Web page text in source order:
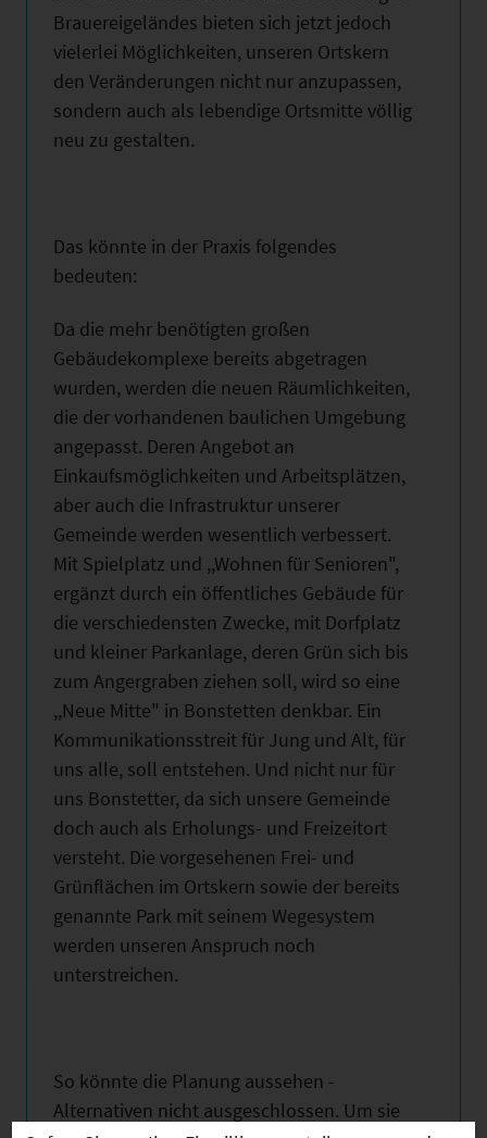
Brauereigeländes bieten sich jetzt jedoch
vielerlei Möglichkeiten, unseren Ortskern
den Veränderungen nicht nur anzupassen,
sondern auch als lebendige Ortsmitte völlig
neu zu gestalten.
Das könnte in der Praxis folgendes
bedeuten:
Da die mehr benötigten großen
Gebäudekomplexe bereits abgetragen
wurden, werden die neuen Räumlichkeiten,
die der vorhandenen baulichen Umgebung
angepasst. Deren Angebot an
Einkaufsmöglichkeiten und Arbeitsplätzen,
aber auch die Infrastruktur unserer
Gemeinde werden wesentlich verbessert.
Mit Spielplatz und ,,Wohnen für Senioren",
ergänzt durch ein öffentliches Gebäude für
die verschiedensten Zwecke, mit Dorfplatz
und kleiner Parkanlage, deren Grün sich bis
zum Angergraben ziehen soll, wird so eine
,,Neue Mitte" in Bonstetten denkbar. Ein
Kommunikationsstreit für Jung und Alt, für
uns alle, soll entstehen. Und nicht nur für
uns Bonstetter, da sich unsere Gemeinde
doch auch als Erholungs- und Freizeitort
versteht. Die vorgesehenen Frei- und
Grünflächen im Ortskern sowie der bereits
genannte Park mit seinem Wegesystem
werden unseren Anspruch noch
unterstreichen.
So könnte die Planung aussehen -
Alternativen nicht ausgeschlossen. Um sie